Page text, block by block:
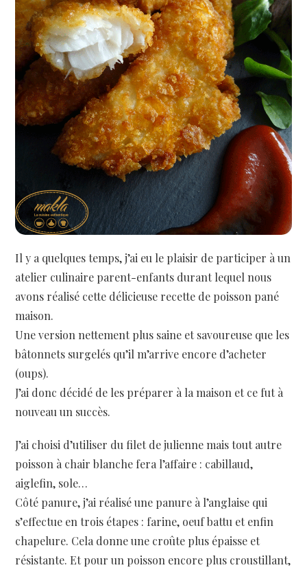
Il y a quelques temps, j’ai eu le plaisir de participer à un
atelier culinaire parent-enfants durant lequel nous
avons réalisé cette délicieuse recette de poisson pané
maison.
Une version nettement plus saine et savoureuse que les
bâtonnets surgelés qu’il m’arrive encore d’acheter
(oups).
J’ai donc décidé de les préparer à la maison et ce fut à
nouveau un succès.
J’ai choisi d’utiliser du filet de julienne mais tout autre
poisson à chair blanche fera l’affaire : cabillaud,
aiglefin, sole…
Côté panure, j’ai réalisé une panure à l’anglaise qui
s’effectue en trois étapes : farine, oeuf battu et enfin
chapelure. Cela donne une croûte plus épaisse et
résistante. Et pour un poisson encore plus croustillant,